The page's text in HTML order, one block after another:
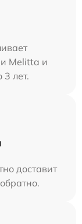
Melitta и
3 лет.
доставит